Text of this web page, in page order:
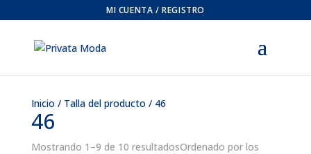
MI CUENTA / REGISTRO
Inicio / Talla del producto / 46
46
Mostrando 1–9 de 10 resultadosOrdenado por los